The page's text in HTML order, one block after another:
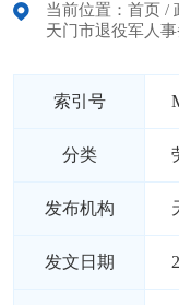
当前位置： 首页 /
天门市退役军人
索引号
分类
发布机构
发文日期